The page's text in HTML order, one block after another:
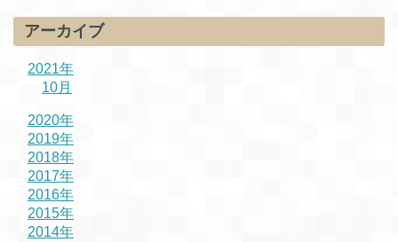
アーカイブ
2021年
10月
2020年
2019年
2018年
2017年
2016年
2015年
2014年